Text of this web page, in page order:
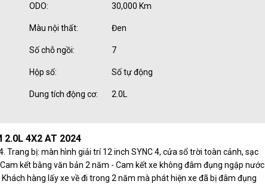
ODO: 30,000 Km
Màu nội thất: Đen
Số chỗ ngồi: 7
Hộp số: Số tự động
Dung tích động cơ: 2.0L
2.0L 4X2 AT 2024
bị: màn hình giải trí 12 inch SYNC 4, cửa sổ trời toàn cảnh, sạc
kết bằng văn bản 2 năm - Cam kết xe không đâm đụng ngập nước
hàng lấy xe về đi trong 2 năm mà phát hiện xe đã bị đâm đụng